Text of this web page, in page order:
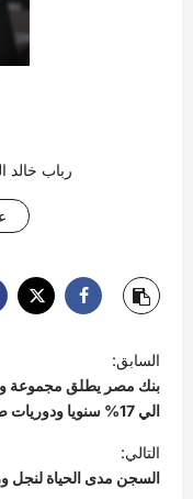
رباب خالد
ت
ص
فّ
ح
ا
السابق:
بنك مصر يطلق مجموعة
الي 17% سنويا ودوريات صرف متنوعة
التالي:
السجن مدى الحياة لنجل